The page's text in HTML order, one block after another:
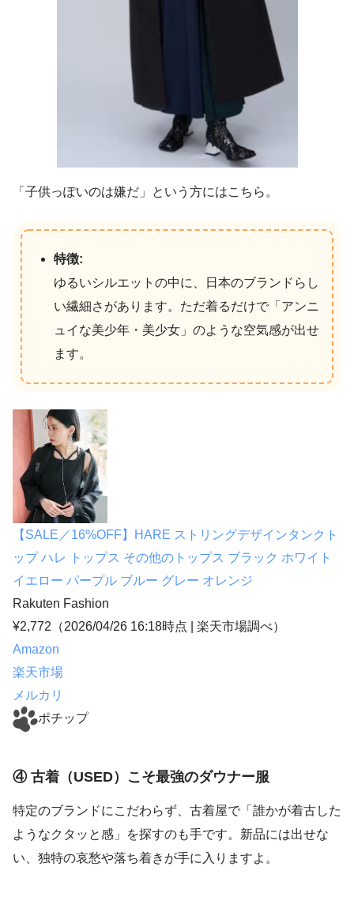
「子供っぽいのは嫌だ」という方にはこちら。
特徴:
ゆるいシルエットの中に、日本のブランドらし
い繊細さがあります。ただ着るだけで「アンニ
ュイな美少年・美少女」のような空気感が出せ
ます。
【SALE／16%OFF】HARE ストリングデザインタンクト
ップ ハレ トップス その他のトップス ブラック ホワイト
イエロー パープル ブルー グレー オレンジ
Rakuten Fashion
¥2,772 （2026/04/26 16:18時点 | 楽天市場調べ）
Amazon
楽天市場
メルカリ
ポチップ
④ 古着（USED）こそ最強のダウナー服
特定のブランドにこだわらず、古着屋で「誰かが着古した
ようなクタッと感」を探すのも手です。新品には出せな
い、独特の哀愁や落ち着きが手に入りますよ。